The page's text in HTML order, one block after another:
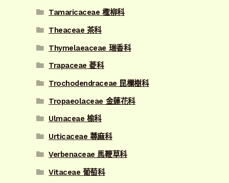
Tamaricaceae 檉柳科
Theaceae 茶科
Thymelaeaceae 瑞香科
Trapaceae 菱科
Trochodendraceae 昆欄樹科
Tropaeolaceae 金蓮花科
Ulmaceae 榆科
Urticaceae 蕁麻科
Verbenaceae 馬鞭草科
Vitaceae 葡萄科